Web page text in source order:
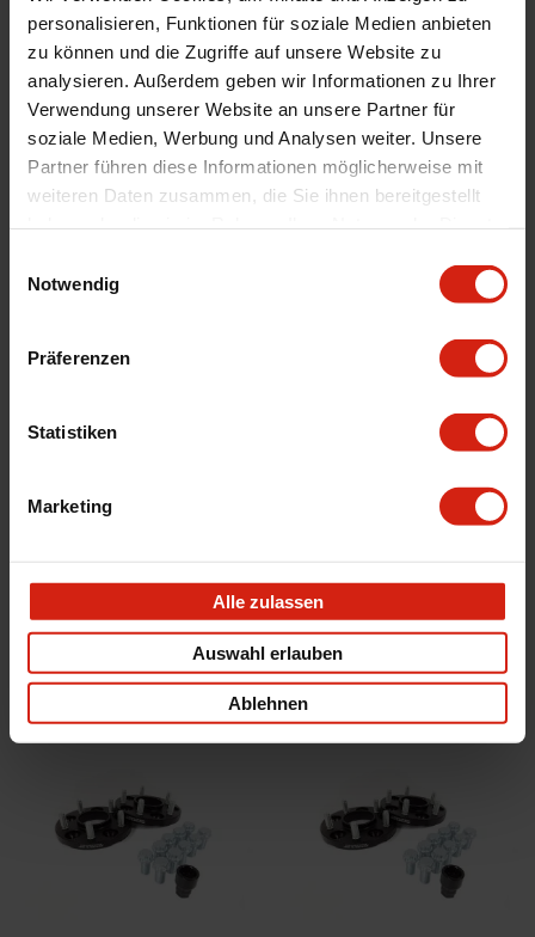
personalisieren, Funktionen für soziale Medien anbieten
zu können und die Zugriffe auf unsere Website zu
analysieren. Außerdem geben wir Informationen zu Ihrer
Verwendung unserer Website an unsere Partner für
soziale Medien, Werbung und Analysen weiter. Unsere
Partner führen diese Informationen möglicherweise mit
weiteren Daten zusammen, die Sie ihnen bereitgestellt
Notwendig
Präferenzen
Statistiken
Marketing
Alle zulassen
Auswahl erlauben
Ablehnen
Bolts > Nuts 5x120>5x112 – 72.6
– M12x1.5 – 20mm Silber
156mm Aluminium
Ausreichend auf Lager im zweiten
Lagerhaus. Voraussichtliche Lieferzeit
94,99 €
Bolts > Nuts 5x100>5x112 - 57.1
- M12x1.5>M14x1.5 - 20mm
Silber 149mm Aluminium
Ausreichend auf Lager im zweiten
Lagerhaus. Voraussichtliche Lieferzeit
94,99 €
JR-Wheels Spurplatten JRWA1
Bolts > Nuts 5x112 – 66.6 –
Ausreichend auf Lager im zweiten
Lagerhaus. Voraussichtliche Lieferzeit
beträgt 5-10 Werktage
84,99 €
JR-Wheels Spurplatten JRWA1
Bolts > Nuts 5x112 – 57.1 –
Ausreichend auf Lager im zweiten
Lagerhaus. Voraussichtliche Lieferzeit
beträgt 5-10 Werktage
94,99 €